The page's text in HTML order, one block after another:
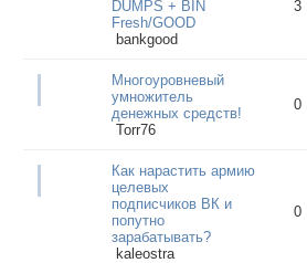
DUMPS + BIN
Fresh/GOOD
bankgood
3
Многоуровневый
умножитель
денежных средств!
Torr76
0
Как нарастить армию
целевых
подписчиков ВК и
попутно
зарабатывать?
kaleostra
0